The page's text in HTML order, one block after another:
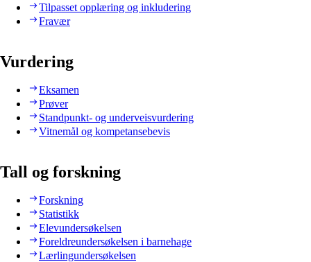
Tilpasset opplæring og inkludering
Fravær
Vurdering
Eksamen
Prøver
Standpunkt- og underveisvurdering
Vitnemål og kompetansebevis
Tall og forskning
Forskning
Statistikk
Elevundersøkelsen
Foreldreundersøkelsen i barnehage
Lærlingundersøkelsen